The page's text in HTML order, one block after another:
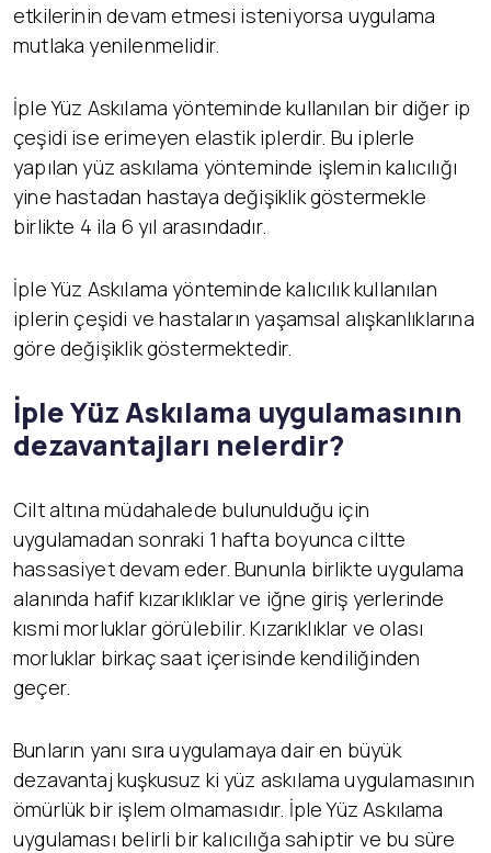
etkilerinin devam etmesi isteniyorsa uygulama
mutlaka yenilenmelidir.
İple Yüz Askılama yönteminde kullanılan bir diğer ip
çeşidi ise erimeyen elastik iplerdir. Bu iplerle
yapılan yüz askılama yönteminde işlemin kalıcılığı
yine hastadan hastaya değişiklik göstermekle
birlikte 4 ila 6 yıl arasındadır.
İple Yüz Askılama yönteminde kalıcılık kullanılan
iplerin çeşidi ve hastaların yaşamsal alışkanlıklarına
göre değişiklik göstermektedir.
İple Yüz Askılama uygulamasının
dezavantajları nelerdir?
Cilt altına müdahalede bulunulduğu için
uygulamadan sonraki 1 hafta boyunca ciltte
hassasiyet devam eder. Bununla birlikte uygulama
alanında hafif kızarıklıklar ve iğne giriş yerlerinde
kısmi morluklar görülebilir. Kızarıklıklar ve olası
morluklar birkaç saat içerisinde kendiliğinden
geçer.
Bunların yanı sıra uygulamaya dair en büyük
dezavantaj kuşkusuz ki yüz askılama uygulamasının
ömürlük bir işlem olmamasıdır. İple Yüz Askılama
uygulaması belirli bir kalıcılığa sahiptir ve bu süre